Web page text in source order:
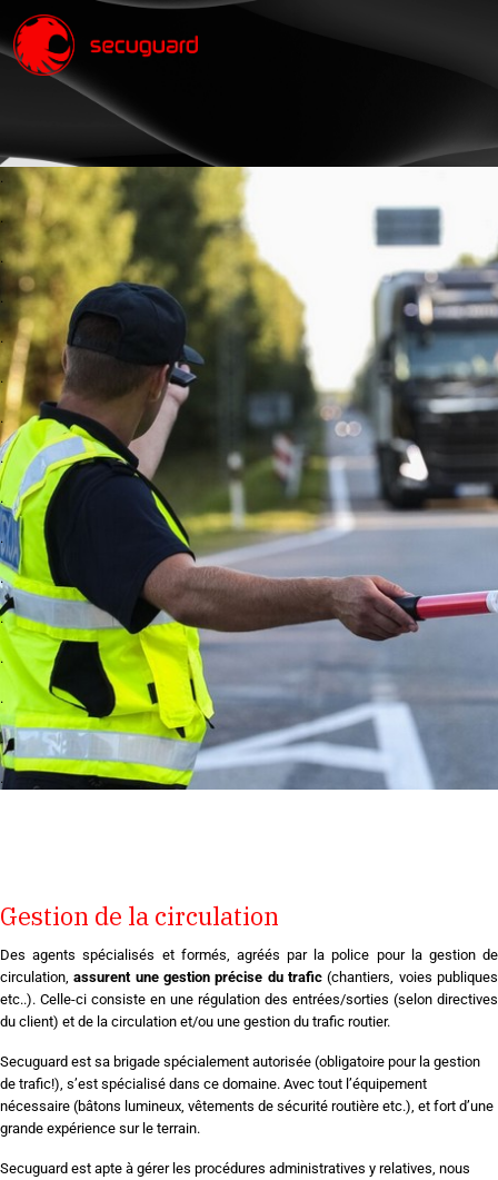
.
.
.
.
.
.
.
.
.
.
.
.
.
.
.
.
Gestion de la circulation
Des agents spécialisés et formés, agréés par la police pour la gestion de
circulation,assurent une gestion précise du trafic (chantiers, voies publiques
etc..). Celle-ci consiste en une régulation des entrées/sorties (selon directives
du client) et de la circulation et/ou une gestion du trafic routier.
Secuguard est sa brigade spécialement autorisée (obligatoire pour la gestion
de trafic!), s’est spécialisé dans ce domaine. Avec tout l’équipement
nécessaire (bâtons lumineux, vêtements de sécurité routière etc.), et fort d’une
grande expérience sur le terrain.
Secuguard est apte à gérer les procédures administratives y relatives, nous